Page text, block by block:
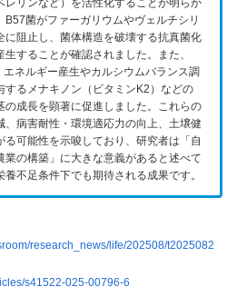
レリンなど）を活性化することが明らか
菌がファーガリウムやヴェルチシリ
に阻止し、菌体構造を破壊する抗真菌化
することが確認されました。また、
ネルギー産生やカルシウムバランス調
するメナキノン（ビタミンK2）などの
の成長を顕著に促進しました。これらの
、病害耐性・環境適応力の向上、土壌健
る可能性を示唆しており、研究者は「自
の構築」に大きな意義があると述べて
不足条件下でも期待される成果です。
research_news/life/202508/t2025082
s41522-025-00796-6